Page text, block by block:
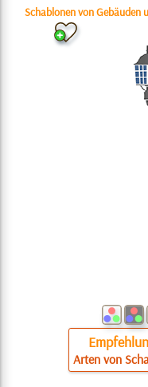
Schablonen von Gebäuden
Arten von